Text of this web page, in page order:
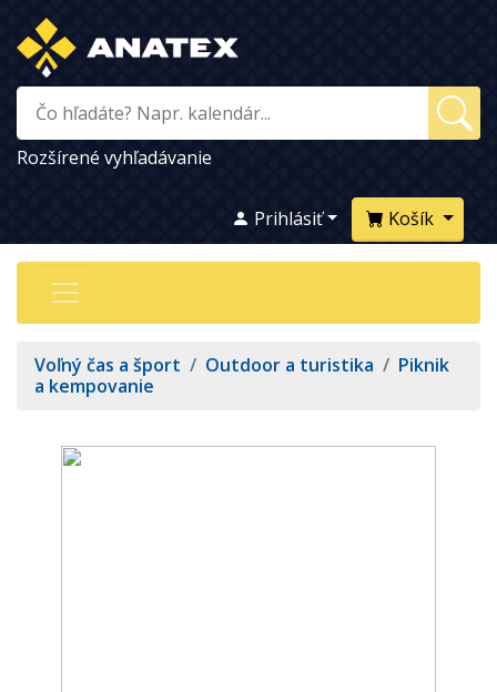
Rozšírené vyhľadávanie
Košík
Prihlásiť
Voľný čas a šport / Outdoor a turistika / Piknik
a kempovanie